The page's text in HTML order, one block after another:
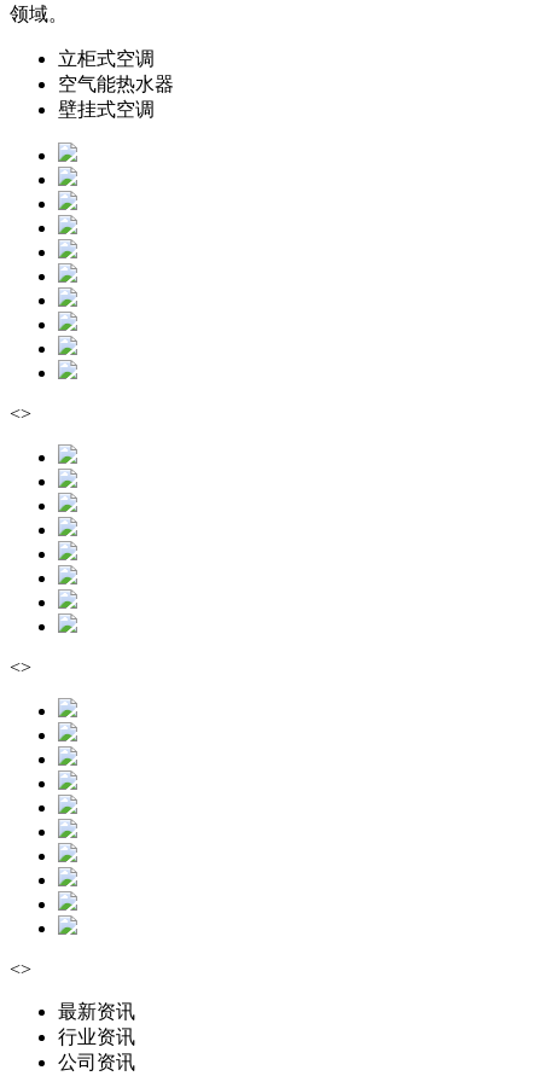
领域。
立柜式空调
空气能热水器
壁挂式空调
<>
<>
<>
最新资讯
行业资讯
公司资讯